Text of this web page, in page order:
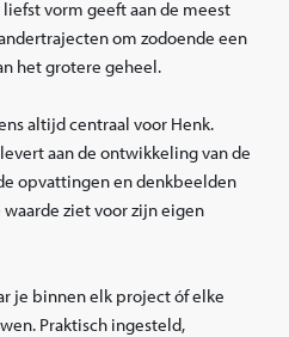
vorm geeft aan de meest
om zodoende een
het grotere geheel.
altijd centraal voor Henk.
aan de ontwikkeling van de
opvattingen en denkbeelden
ziet voor zijn eigen
je binnen elk project óf elke
Praktisch ingesteld,